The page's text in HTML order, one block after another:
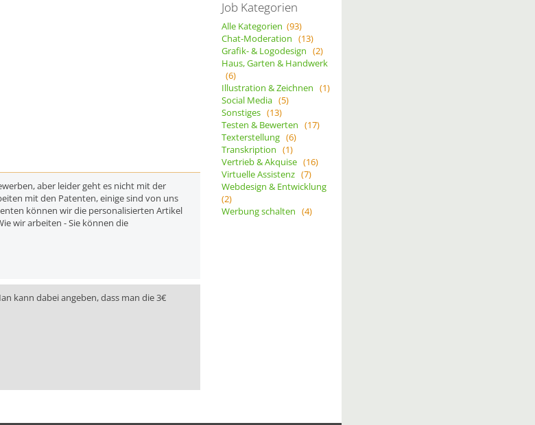
aber leider geht es nicht mit der
mit den Patenten, einige sind von uns
können wir die personalisierten Artikel
wir arbeiten - Sie können die
kann dabei angeben, dass man die 3€
Job Kategorien
Alle Kategorien (93)
Chat-Moderation (13)
Grafik- & Logodesign (2)
Haus, Garten & Handwerk
(6)
Illustration & Zeichnen (1)
Social Media (5)
Sonstiges (13)
Testen & Bewerten (17)
Texterstellung (6)
Transkription (1)
Vertrieb & Akquise (16)
Virtuelle Assistenz (7)
Webdesign & Entwicklung
(2)
Werbung schalten (4)